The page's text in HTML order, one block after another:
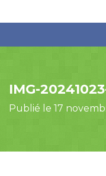
IMG-
Publié le 17